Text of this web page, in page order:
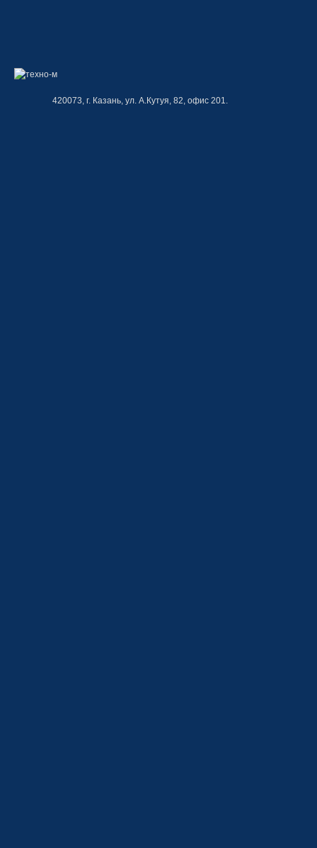
420073, г. Казань, ул. А.Кутуя, 82, офис 201.